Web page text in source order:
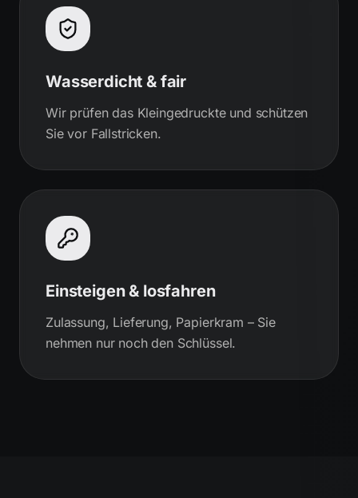
Wasserdicht & fair
Wir prüfen das Kleingedruckte und schützen
Sie vor Fallstricken.
Einsteigen & losfahren
Zulassung, Lieferung, Papierkram – Sie
nehmen nur noch den Schlüssel.